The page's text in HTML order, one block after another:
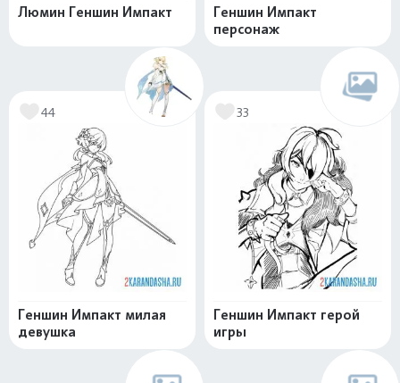
Люмин Геншин Импакт
Геншин Импакт
персонаж
44
Геншин Импакт милая
девушка
33
Геншин Импакт герой
игры